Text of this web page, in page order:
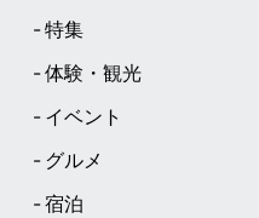
特集
体験・観光
イベント
グルメ
宿泊